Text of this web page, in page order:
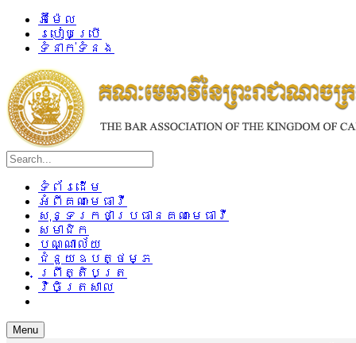
អ៊ីម៉ែល
របៀបប្រើ
ទំនាក់ទំនង
ទំព័រដើម
អំពីគណៈមេធាវី
សុន្ទរកថាប្រធានគណៈមេធាវី
សមាជិក
បណ្ណាល័យ
ជំនួយឧបត្ថម្ភ
ព្រឹត្តិបត្រ
វិចិត្រសាល
Menu